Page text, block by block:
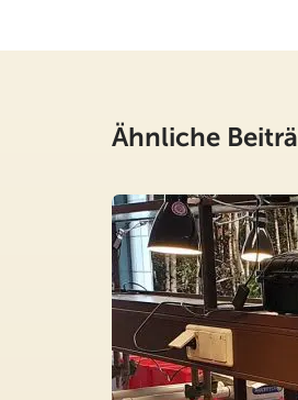
Ähnliche